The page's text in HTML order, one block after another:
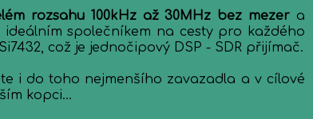
rozsahu 100kHz až 30MHz bez mezer a
společníkem na cesty pro každého
což je jednočipový DSP - SDR přijímač.
i do toho nejmenšího zavazadla a v cílové
kopci...